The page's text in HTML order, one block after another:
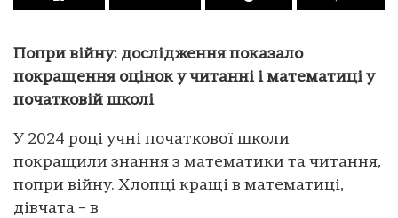
Попри війну: дослідження показало
покращення оцінок у читанні і математиці у
початковій школі
У 2024 році учні початкової школи
покращили знання з математики та читання,
попри війну. Хлопці кращі в математиці,
дівчата – в